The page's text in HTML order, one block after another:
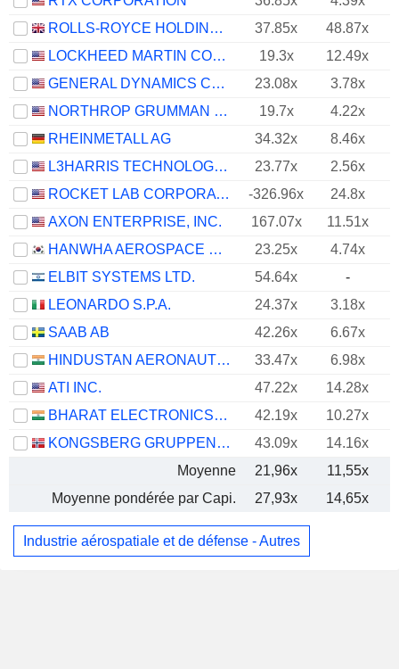
ROLLS-ROYCE HOLDINGS PLC
37.85x
48.87x
LOCKHEED MARTIN CORPORATION
19.3x
12.49x
GENERAL DYNAMICS CORPORATION
23.08x
3.78x
NORTHROP GRUMMAN CORPORATION
19.7x 4.22x
RHEINMETALL AG
34.32x
8.46x
L3HARRIS TECHNOLOGIES, INC.
23.77x
2.56x
ROCKET LAB CORPORATION
-326.96x 24.8x
AXON ENTERPRISE, INC.
167.07x
11.51x
HANWHA AEROSPACE CO., LTD.
23.25x
4.74x
ELBIT SYSTEMS LTD.
54.64x
-
LEONARDO S.P.A.
24.37x
3.18x
SAAB AB
42.26x
6.67x
HINDUSTAN AERONAUTICS LIMITED
33.47x
6.98x
ATI INC.
47.22x
14.28x
BHARAT ELECTRONICS LIMITED
42.19x
10.27x
KONGSBERG GRUPPEN ASA
43.09x
14.16x
Moyenne
21,96x
11,55x
Moyenne pondérée par Capi.
27,93x 14,65x
Industrie aérospatiale et de défense - Autres